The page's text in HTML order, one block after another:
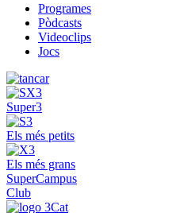
Programes
Pòdcasts
Videoclips
Jocs
Super3
Els més petits
Els més grans
SuperCampus
Club